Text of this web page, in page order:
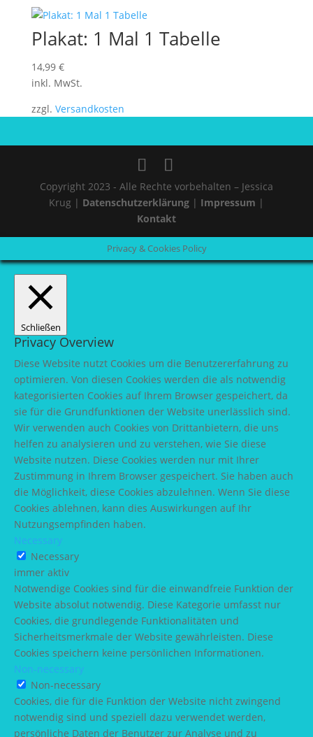
Plakat: 1 Mal 1 Tabelle
14,99 €
inkl. MwSt.
zzgl. Versandkosten
Copyright 2023 - Alle Rechte vorbehalten – Jessica
Krug | Datenschutzerklärung| Impressum |
Kontakt
Privacy & Cookies Policy
Schließen
Privacy Overview
Diese Website nutzt Cookies um die Benutzererfahrung zu
optimieren. Von diesen Cookies werden die als notwendig
kategorisierten Cookies auf Ihrem Browser gespeichert, da
sie für die Grundfunktionen der Website unerlässlich sind.
Wir verwenden auch Cookies von Drittanbietern, die uns
helfen zu analysieren und zu verstehen, wie Sie diese
Website nutzen. Diese Cookies werden nur mit Ihrer
Zustimmung in Ihrem Browser gespeichert. Sie haben auch
die Möglichkeit, diese Cookies abzulehnen. Wenn Sie diese
Cookies ablehnen, kann dies Auswirkungen auf Ihr
Nutzungsempfinden haben.
Necessary
Necessary
immer aktiv
Notwendige Cookies sind für die einwandfreie Funktion der
Website absolut notwendig. Diese Kategorie umfasst nur
Cookies, die grundlegende Funktionalitäten und
Sicherheitsmerkmale der Website gewährleisten. Diese
Cookies speichern keine persönlichen Informationen.
Non-necessary
Non-necessary
Cookies, die für die Funktion der Website nicht zwingend
notwendig sind und speziell dazu verwendet werden,
persönliche Daten der Benutzer zur Analyse und zu